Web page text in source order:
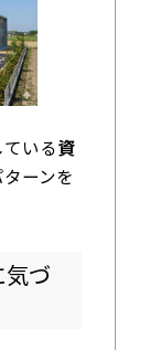
いる資
ーンを
づ